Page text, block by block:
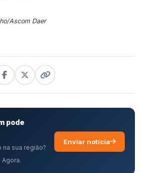
Ascom Daer
pode
sua região?
Agora.
Enviar notícia